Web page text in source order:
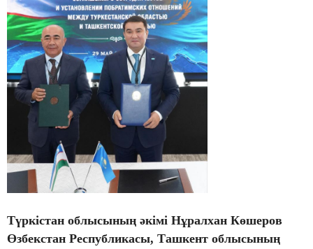
Түркістан облысының әкімі Нұралхан Көшеров
Өзбекстан Республикасы, Ташкент облысының